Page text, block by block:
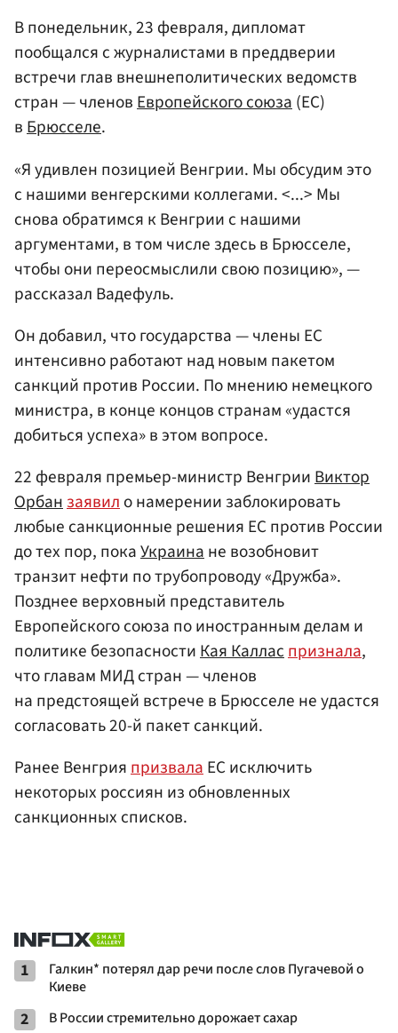
В понедельник, 23 февраля, дипломат
пообщался с журналистами в преддверии
встречи глав внешнеполитических ведомств
стран — членовЕвропейского союза(ЕС)
вБрюсселе.
«Я удивлен позицией Венгрии. Мы обсудим это
с нашими венгерскими коллегами. <...> Мы
снова обратимся к Венгрии с нашими
аргументами, в том числе здесь в Брюсселе,
чтобы они переосмыслили свою позицию», —
рассказал Вадефуль.
Он добавил, что государства — члены ЕС
интенсивно работают над новым пакетом
санкций против России. По мнению немецкого
министра, в конце концов странам «удастся
добиться успеха» в этом вопросе.
22 февраля премьер-министр ВенгрииВиктор
Орбанзаявило намерении заблокировать
любые санкционные решения ЕС против России
до тех пор, покаУкраинане возобновит
транзит нефти по трубопроводу «Дружба».
Позднее верховный представитель
Европейского союза по иностранным делам и
политике безопасностиКая Калласпризнала,
что главам МИД стран — членов
на предстоящей встрече в Брюсселе не удастся
согласовать 20-й пакет санкций.
Ранее ВенгрияпризвалаЕС исключить
некоторых россиян из обновленных
санкционных списков.
1
Галкин* потерял дар речи после слов Пугачевой о
Киеве
2 В России стремительно дорожает сахар